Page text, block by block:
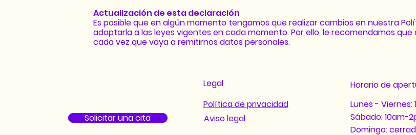
Actualización de esta declaración
Es posible que en algún momento tengamos que realizar cambios en nuestra
adaptarla a las leyes vigentes en cada momento. Por ello, le recomendamos
cada vez que vaya a remitirnos datos personales.
Solicitar una cita
Legal
Política de privacidad
Aviso legal
Horario de
Lunes - Viernes:
Sábado: 10am-
Domingo: